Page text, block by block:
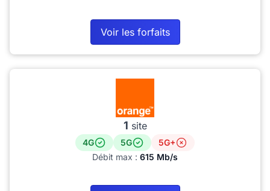
Voir les forfaits
1 site
4G 5G
5G+
Débit max : 615 Mb/s